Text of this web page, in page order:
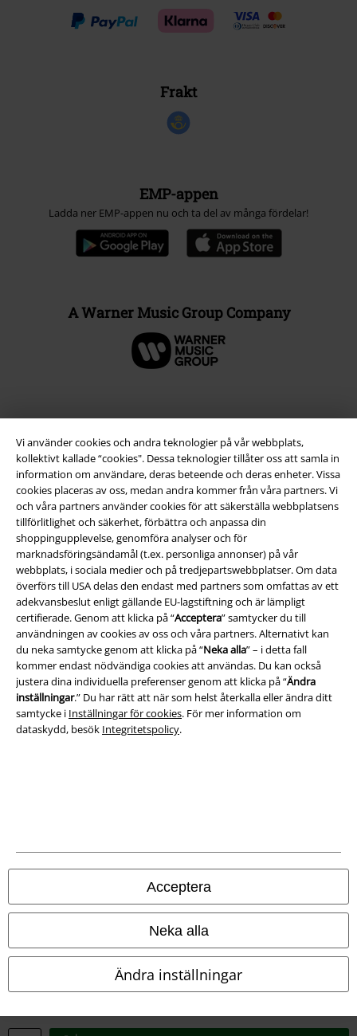
Vi använder cookies och andra teknologier på vår webbplats,
kollektivt kallade “cookies". Dessa teknologier tillåter oss att samla in
information om användare, deras beteende och deras enheter. Vissa
cookies placeras av oss, medan andra kommer från våra partners. Vi
och våra partners använder cookies för att säkerställa webbplatsens
tillförlitlighet och säkerhet, förbättra och anpassa din
shoppingupplevelse, genomföra analyser och för
marknadsföringsändamål (t.ex. personliga annonser) på vår
webbplats, i sociala medier och på tredjepartswebbplatser. Om data
överförs till USA delas den endast med partners som omfattas av ett
adekvansbeslut enligt gällande EU-lagstiftning och är lämpligt
certifierade. Genom att klicka på “Acceptera” samtycker du till
användningen av cookies av oss och våra partners. Alternativt kan
du neka samtycke genom att klicka på “Neka alla” – i detta fall
kommer endast nödvändiga cookies att användas. Du kan också
justera dina individuella preferenser genom att klicka på “Ändra
inställningar.” Du har rätt att när som helst återkalla eller ändra ditt
samtycke i Inställningar för cookies. För mer information om
dataskydd, besök Integritetspolicy.
Acceptera
Neka alla
Ändra inställningar
Frakt
EMP-appen
Ladda ner EMP-appen nu och ta del av många fördelar!
A Warner Music Group Company
Juridisk information/Villkor
Villkor
Om oss
Ladda ner villkoren
Avfallshantering och miljöskydd
Försäkran om överensstämmelse
Våra onlinebutiker
EMP France